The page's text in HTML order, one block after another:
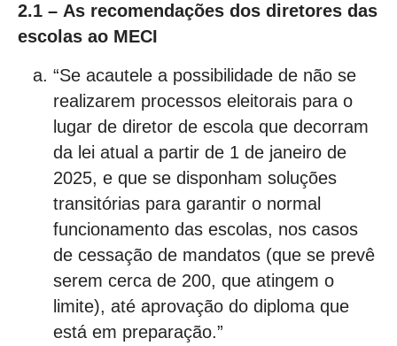
2.1 – As recomendações dos diretores das
escolas ao MECI
“Se acautele a possibilidade de não se
realizarem processos eleitorais para o
lugar de diretor de escola que decorram
da lei atual a partir de 1 de janeiro de
2025, e que se disponham soluções
transitórias para garantir o normal
funcionamento das escolas, nos casos
de cessação de mandatos (que se prevê
serem cerca de 200, que atingem o
limite), até aprovação do diploma que
está em preparação.”